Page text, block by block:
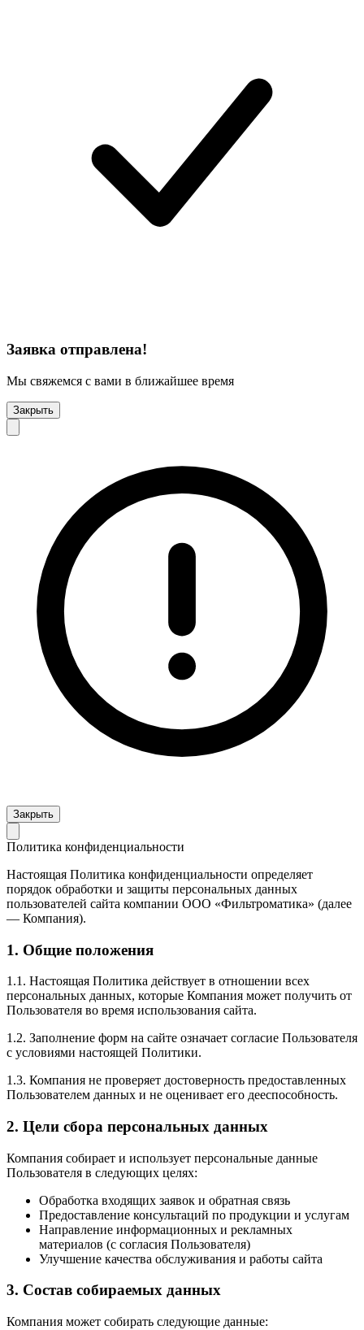
Заявка отправлена!
Мы свяжемся с вами в ближайшее время
Закрыть
Закрыть
Политика конфиденциальности
Настоящая Политика конфиденциальности определяет
порядок обработки и защиты персональных данных
пользователей сайта компании ООО «Фильтроматика» (далее
— Компания).
1. Общие положения
1.1. Настоящая Политика действует в отношении всех
персональных данных, которые Компания может получить от
Пользователя во время использования сайта.
1.2. Заполнение форм на сайте означает согласие Пользователя
с условиями настоящей Политики.
1.3. Компания не проверяет достоверность предоставленных
Пользователем данных и не оценивает его дееспособность.
2. Цели сбора персональных данных
Компания собирает и использует персональные данные
Пользователя в следующих целях:
Обработка входящих заявок и обратная связь
Предоставление консультаций по продукции и услугам
Направление информационных и рекламных
материалов (с согласия Пользователя)
Улучшение качества обслуживания и работы сайта
3. Состав собираемых данных
Компания может собирать следующие данные: